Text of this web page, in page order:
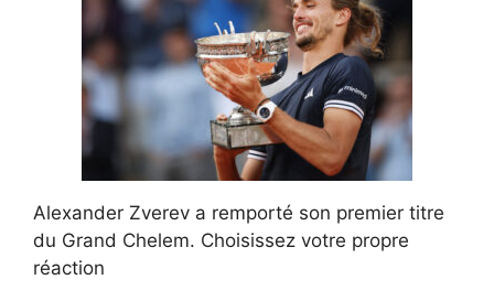
Alexander Zverev a remporté son premier titre
du Grand Chelem. Choisissez votre propre
réaction